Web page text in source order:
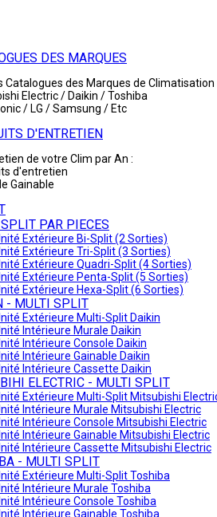
DES MARQUES
Catalogues des Marques de Climatisation
Electric / Daikin / Toshiba
/ LG / Samsung / Etc
D'ENTRETIEN
de votre Clim par An :
d'entretien
Gainable
PAR PIECES
Extérieure Bi-Split (2 Sorties)
Extérieure Tri-Split (3 Sorties)
Extérieure Quadri-Split (4 Sorties)
Extérieure Penta-Split (5 Sorties)
Extérieure Hexa-Split (6 Sorties)
- MULTI SPLIT
Extérieure Multi-Split Daikin
Intérieure Murale Daikin
Intérieure Console Daikin
Intérieure Gainable Daikin
Intérieure Cassette Daikin
ELECTRIC - MULTI SPLIT
Extérieure Multi-Split Mitsubishi
Intérieure Murale Mitsubishi Electric
Intérieure Console Mitsubishi Electric
Intérieure Gainable Mitsubishi Electric
Intérieure Cassette Mitsubishi Electric
- MULTI SPLIT
Extérieure Multi-Split Toshiba
Intérieure Murale Toshiba
Intérieure Console Toshiba
Intérieure Gainable Toshiba